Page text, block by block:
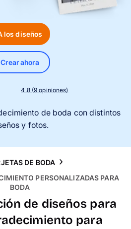
4.8 (9 opiniones)
de boda con distintos
y fotos.
los diseños
Crear ahora
DE BODA
PERSONALIZADAS PARA
BODA
de diseños para
para